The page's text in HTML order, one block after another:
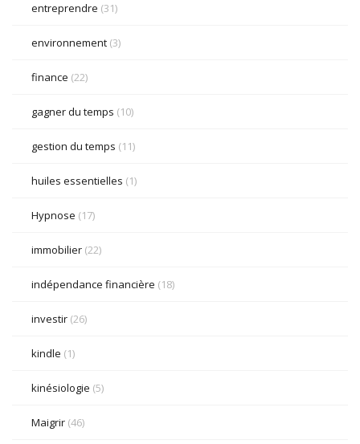
entreprendre (31)
environnement (3)
finance (22)
gagner du temps (10)
gestion du temps (11)
huiles essentielles (1)
Hypnose (17)
immobilier (22)
indépendance financière (18)
investir (26)
kindle (1)
kinésiologie (5)
Maigrir (46)